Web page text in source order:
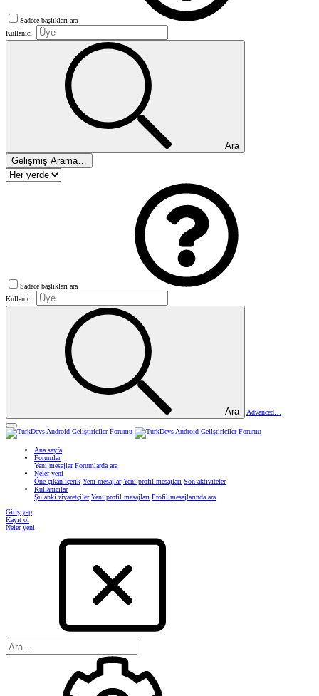
Sadece başlıkları ara
Kullanıcı:
Ara
Gelişmiş Arama…
Sadece başlıkları ara
Kullanıcı:
Ara Advanced…
Ana sayfa
Forumlar
Yeni mesajlar Forumlarda ara
Neler yeni
Öne çıkan içerik Yeni mesajlar Yeni profil mesajları Son aktiviteler
Kullanıcılar
Şu anki ziyaretçiler Yeni profil mesajları Profil mesajlarında ara
Giriş yap
Kayıt ol
Neler yeni